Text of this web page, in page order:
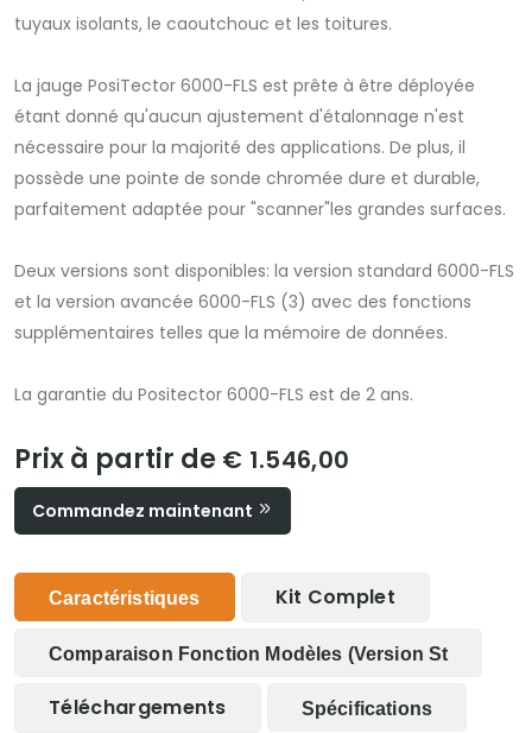
tuyaux isolants, le caoutchouc et les toitures.
La jauge PosiTector 6000-FLS est prête à être déployée
étant donné qu'aucun ajustement d'étalonnage n'est
nécessaire pour la majorité des applications. De plus, il
possède une pointe de sonde chromée dure et durable,
parfaitement adaptée pour "scanner"les grandes surfaces.
Deux versions sont disponibles: la version standard 6000-FLS
et la version avancée 6000-FLS (3) avec des fonctions
supplémentaires telles que la mémoire de données.
La garantie du Positector 6000-FLS est de 2 ans.
Prix à partir de € 1.546,00
Commandez maintenant
Caractéristiques Kit Complet
Comparaison Fonction Modèles (version St
Téléchargements Spécifications